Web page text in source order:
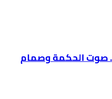
صوت الحكمة وصمام